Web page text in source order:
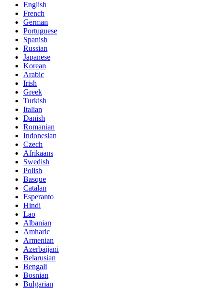
English
French
German
Portuguese
Spanish
Russian
Japanese
Korean
Arabic
Irish
Greek
Turkish
Italian
Danish
Romanian
Indonesian
Czech
Afrikaans
Swedish
Polish
Basque
Catalan
Esperanto
Hindi
Lao
Albanian
Amharic
Armenian
Azerbaijani
Belarusian
Bengali
Bosnian
Bulgarian